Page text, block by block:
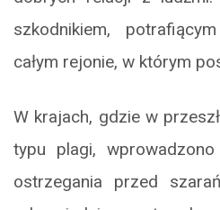
szkodnikiem,
całym rejonie, w którym
W krajach, gdzie w
typu plagi,
ostrzegania przed